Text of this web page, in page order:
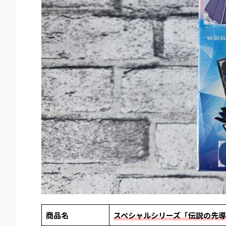
商品名 スペシャルシリーズ「伝説の先